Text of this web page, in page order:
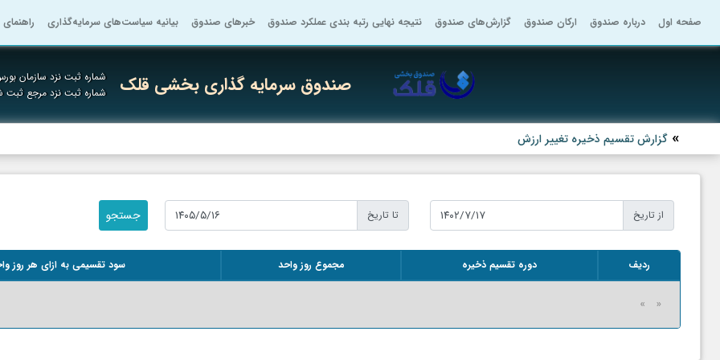
صفحه اول درباره صندوق ارکان صندوق گزارش‌های صندوق نتیجه نهایی رتبه بندی عملکرد صندوق خبرهای صندوق بیانیه سیاست‌های سرمایه‌گذاری
صندوق سرمایه گذاری بخشی قلک
شماره ثبت نزد سازمان
شماره ثبت نزد مرجع
گزارش تقسیم ذخیره تغییر ارزش
از تاریخ تا تاریخ
ردیف دوره تقسیم ذخیره مجموع روز واحد سود تقسیمی به ازای هر روز
« »